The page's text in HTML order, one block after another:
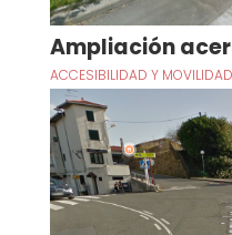
Ampliación
ACCESIBILIDAD Y